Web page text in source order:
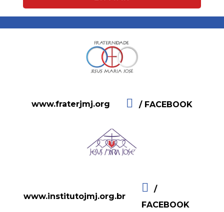
www.fraterjmj.org / FACEBOOK
www.institutojmj.org.br
/
FACEBOOK